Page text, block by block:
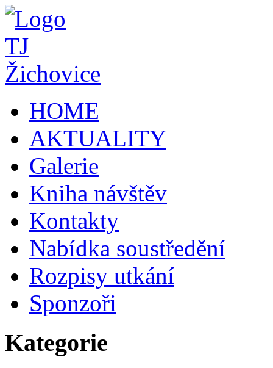
HOME
AKTUALITY
Galerie
Kniha návštěv
Kontakty
Nabídka soustředění
Rozpisy utkání
Sponzoři
Kategorie